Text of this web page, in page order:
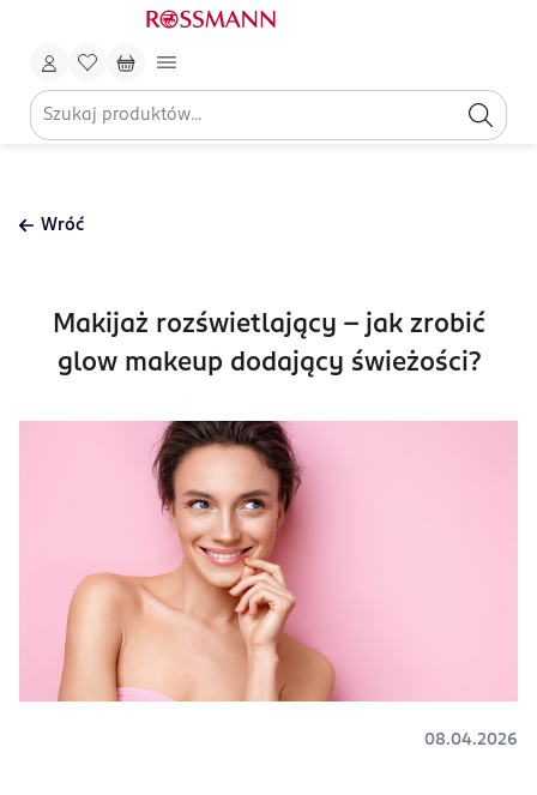
Wróć
Makijaż rozświetlający - jak zrobić
glow makeup dodający świeżości?
08.04.2026